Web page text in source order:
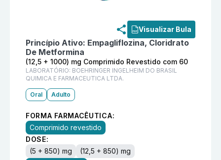
Informações detalhadas do produtoJardiance Duo
Visualizar Bula
Princípio Ativo: Empagliflozina, Cloridrato
De Metformina
(12,5 + 1000) mg Comprimido Revestido com 60
LABORATÓRIO: BOEHRINGER INGELHEIM DO BRASIL
QUIMICA E FARMACEUTICA LTDA.
Oral Adulto
FORMA FARMACÊUTICA:
Comprimido revestido
DOSE:
(5 + 850) mg
(12,5 + 850) mg